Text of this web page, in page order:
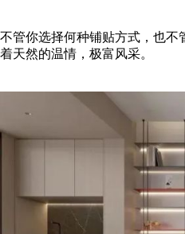
不管你选择何种铺贴方式，也不
着天然的温情，极富风采。